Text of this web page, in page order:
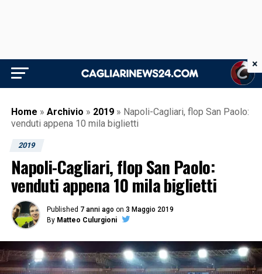
Home » Archivio » 2019 » Napoli-Cagliari, flop San Paolo:
venduti appena 10 mila biglietti
2019
Napoli-Cagliari, flop San Paolo:
venduti appena 10 mila biglietti
Published 7 anni ago on 3 Maggio 2019
By Matteo Culurgioni
×